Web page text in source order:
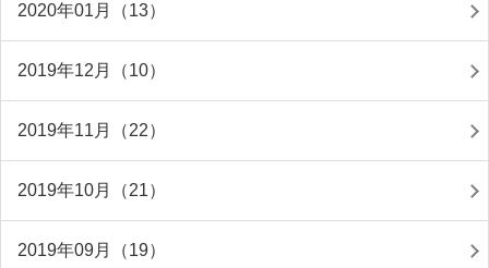
2020年01月（13）
2019年12月（10）
2019年11月（22）
2019年10月（21）
2019年09月（19）